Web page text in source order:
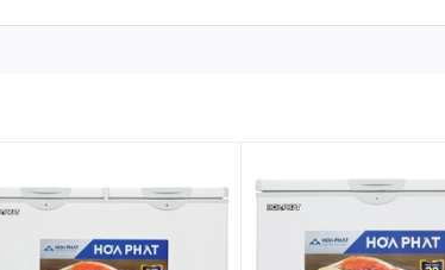
ngăn nắp, phù hợp với nhu cầu của mình.
mà không cần đến sự trợ giúp của người khác.
làm lạnh của tủ dễ dàng mà không cần mở cửa tủ ra.